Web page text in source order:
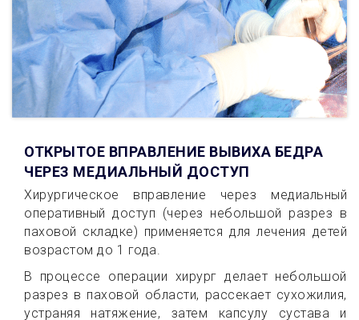
ОТКРЫТОЕ ВПРАВЛЕНИЕ ВЫВИХА БЕДРА
ЧЕРЕЗ МЕДИАЛЬНЫЙ ДОСТУП
Хирургическое вправление через медиальный
оперативный доступ (через небольшой разрез в
паховой складке) применяется для лечения детей
возрастом до 1 года.
В процессе операции хирург делает небольшой
разрез в паховой области, рассекает сухожилия,
устраняя натяжение, затем капсулу сустава и